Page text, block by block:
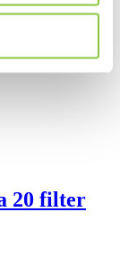
20 filter